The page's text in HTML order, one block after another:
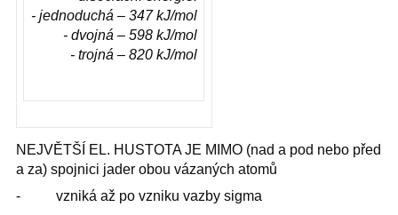
- jednoduchá – 347 kJ/mol
- dvojná – 598 kJ/mol
- trojná – 820 kJ/mol
NEJVĚTŠÍ EL. HUSTOTA JE MIMO (nad a pod nebo před
a za) spojnici jader obou vázaných atomů
- vzniká až po vzniku vazby sigma